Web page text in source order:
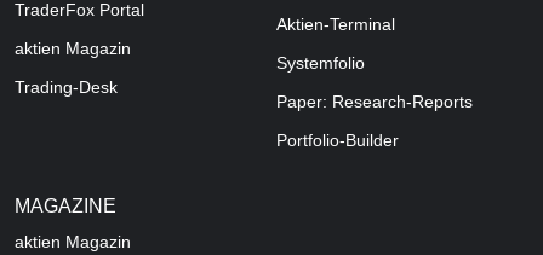
TraderFox Portal
aktien Magazin
Trading-Desk
Aktien-Terminal
Systemfolio
Paper: Research-Reports
Portfolio-Builder
MAGAZINE
aktien Magazin